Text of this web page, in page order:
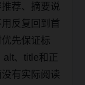
荐、摘要说
反复回到首
先保证标
、title和正
有实际阅读